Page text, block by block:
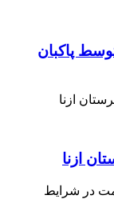
پاکبان
ازنا